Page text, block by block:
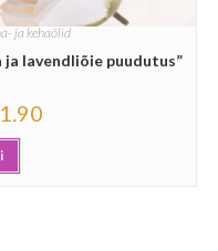
ja kehaõlid
lavendliõie puudutus”